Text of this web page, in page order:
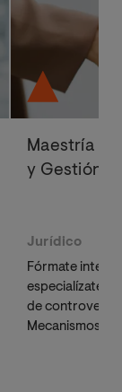
Maestría
y Gestión
Jurídico
Fórmate
especialízate
de
Mecanismos